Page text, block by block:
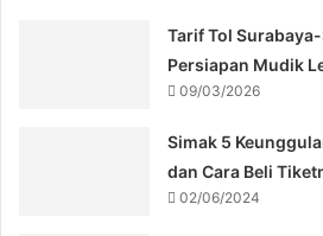
Tarif Tol
Persiapan Mudik
09/03/2026
Simak 5
dan Cara Beli
02/06/2024